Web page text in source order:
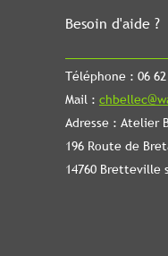
Besoin d'aide ?
Téléphone : 06 62
Mail :
Adresse : Atelier
196 Route de
14760 Bretteville